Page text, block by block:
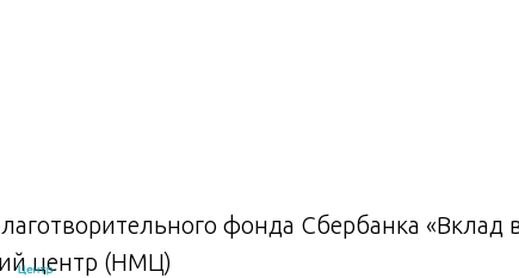
фонда Сбербанка «Вклад
центр (НМЦ)